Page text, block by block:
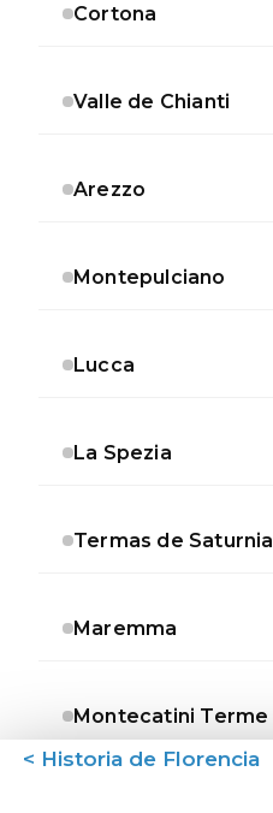
< Historia de Florencia
Cortona
Valle de Chianti
Arezzo
Montepulciano
Lucca
La Spezia
Termas de Saturnia
Maremma
Montecatini Terme